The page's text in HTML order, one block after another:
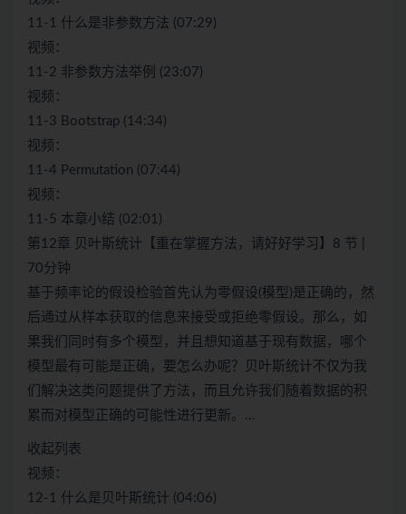
11-1 什么是非参数方法 (07:29)
视频：
11-2 非参数方法举例 (23:07)
视频：
11-3 Bootstrap (14:34)
视频：
11-4 Permutation (07:44)
视频：
11-5 本章小结 (02:01)
第12章 贝叶斯统计【重在掌握方法，请好好学习】8 节 |
70分钟
基于频率论的假设检验首先认为零假设(模型)是正确的，然
后通过从样本获取的信息来接受或拒绝零假设。那么，如
果我们同时有多个模型，并且想知道基于现有数据，哪个
模型最有可能是正确，要怎么办呢？贝叶斯统计不仅为我
们解决这类问题提供了方法，而且允许我们随着数据的积
累而对模型正确的可能性进行更新。…
收起列表
视频：
12-1 什么是贝叶斯统计 (04:06)